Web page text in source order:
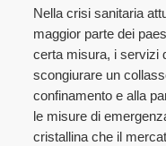
Nella crisi sanitaria
maggior parte dei
certa misura, i servizi
scongiurare un
confinamento e alla
le misure di
cristallina che il